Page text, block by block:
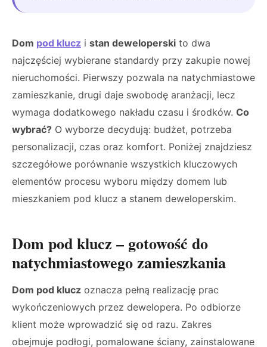
Dom pod klucz i stan deweloperski to dwa
najczęściej wybierane standardy przy zakupie nowej
nieruchomości. Pierwszy pozwala na natychmiastowe
zamieszkanie, drugi daje swobodę aranżacji, lecz
wymaga dodatkowego nakładu czasu i środków. Co
wybrać? O wyborze decydują: budżet, potrzeba
personalizacji, czas oraz komfort. Poniżej znajdziesz
szczegółowe porównanie wszystkich kluczowych
elementów procesu wyboru między domem lub
mieszkaniem pod klucz a stanem deweloperskim.
Dom pod klucz – gotowość do
natychmiastowego zamieszkania
Dom pod klucz oznacza pełną realizację prac
wykończeniowych przez dewelopera. Po odbiorze
klient może wprowadzić się od razu. Zakres
obejmuje podłogi, pomalowane ściany, zainstalowane